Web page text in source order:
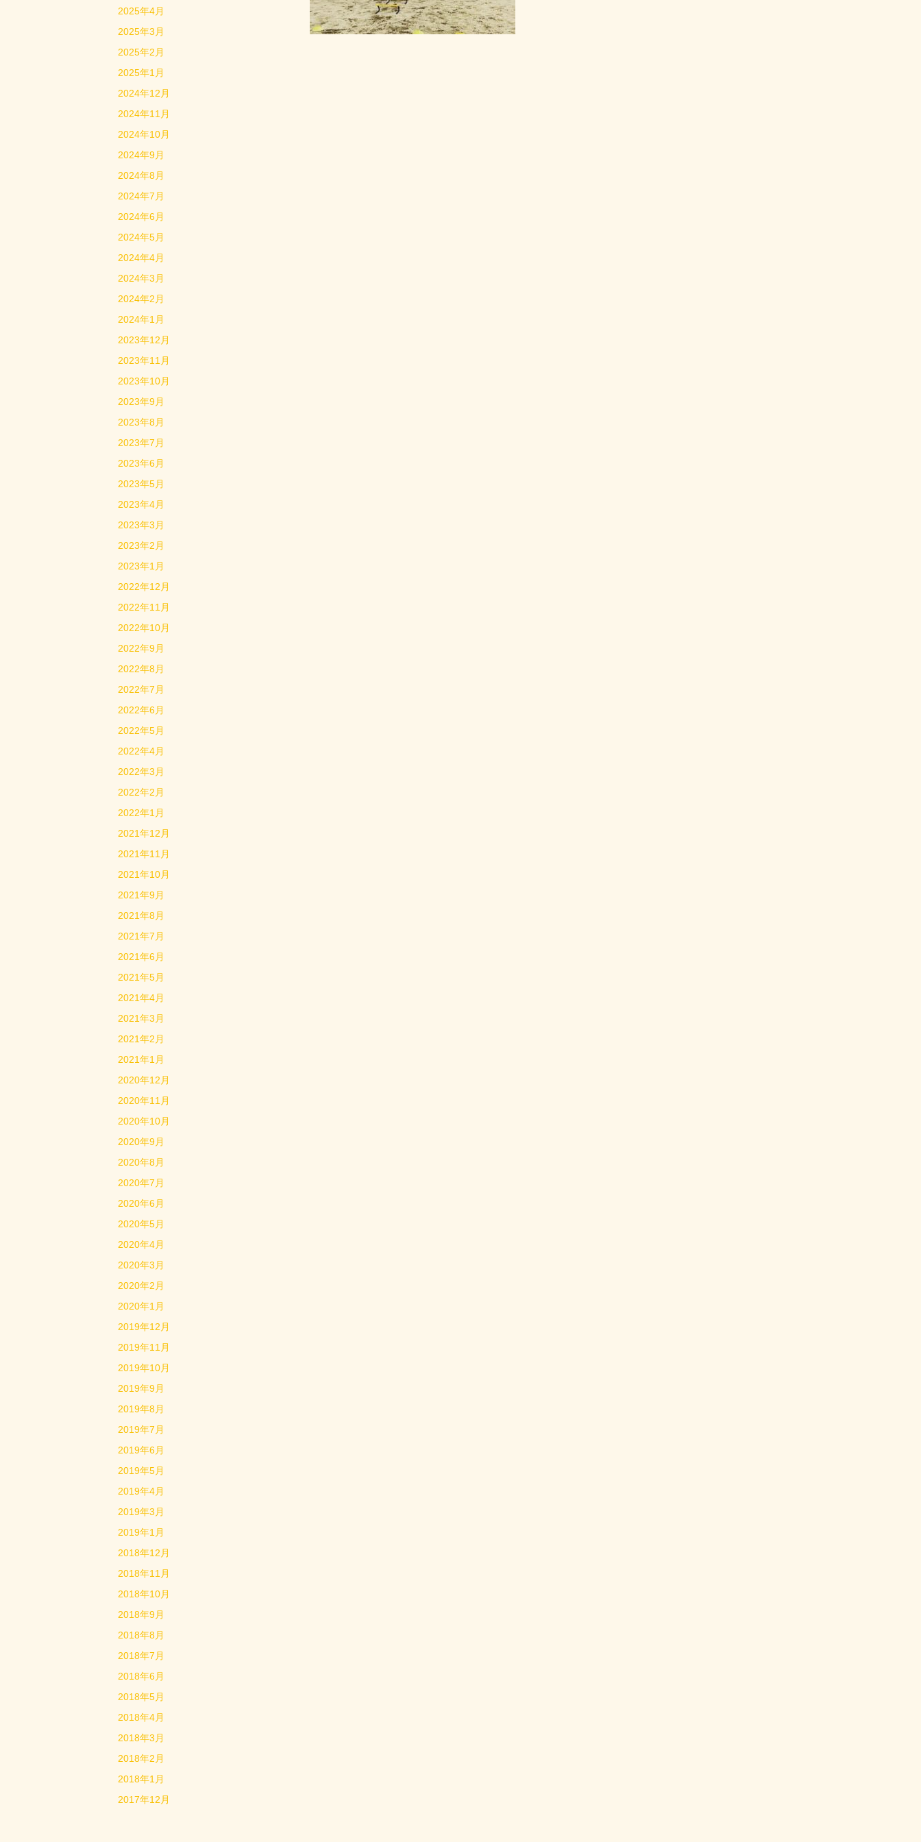
2025年4月
2025年3月
2025年2月
2025年1月
2024年12月
2024年11月
2024年10月
2024年9月
2024年8月
2024年7月
2024年6月
2024年5月
2024年4月
2024年3月
2024年2月
2024年1月
2023年12月
2023年11月
2023年10月
2023年9月
2023年8月
2023年7月
2023年6月
2023年5月
2023年4月
2023年3月
2023年2月
2023年1月
2022年12月
2022年11月
2022年10月
2022年9月
2022年8月
2022年7月
2022年6月
2022年5月
2022年4月
2022年3月
2022年2月
2022年1月
2021年12月
2021年11月
2021年10月
2021年9月
2021年8月
2021年7月
2021年6月
2021年5月
2021年4月
2021年3月
2021年2月
2021年1月
2020年12月
2020年11月
2020年10月
2020年9月
2020年8月
2020年7月
2020年6月
2020年5月
2020年4月
2020年3月
2020年2月
2020年1月
2019年12月
2019年11月
2019年10月
2019年9月
2019年8月
2019年7月
2019年6月
2019年5月
2019年4月
2019年3月
2019年1月
2018年12月
2018年11月
2018年10月
2018年9月
2018年8月
2018年7月
2018年6月
2018年5月
2018年4月
2018年3月
2018年2月
2018年1月
2017年12月